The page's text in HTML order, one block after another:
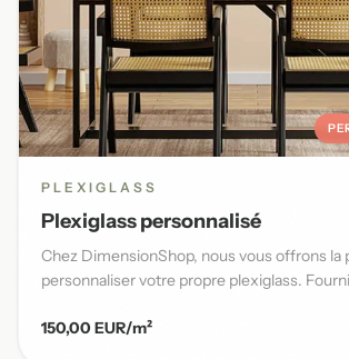
PLEXIGLASS
Plexiglass personnalisé
Chez DimensionShop, nous vous offrons la
personnaliser votre propre plexiglass.
150,00 EUR/m²